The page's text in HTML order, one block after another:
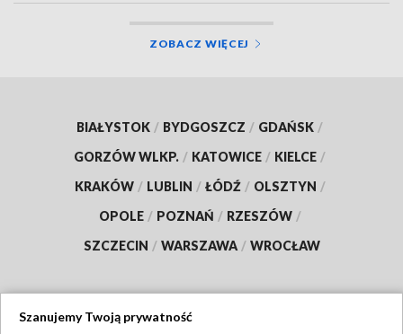
ZOBACZ WIĘCEJ
BIAŁYSTOK / BYDGOSZCZ / GDAŃSK /
GORZÓW WLKP. / KATOWICE / KIELCE /
KRAKÓW / LUBLIN / ŁÓDŹ / OLSZTYN /
OPOLE / POZNAŃ / RZESZÓW /
SZCZECIN / WARSZAWA / WROCŁAW
Szanujemy Twoją prywatność